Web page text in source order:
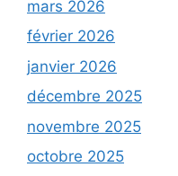
mars 2026
février 2026
janvier 2026
décembre 2025
novembre 2025
octobre 2025